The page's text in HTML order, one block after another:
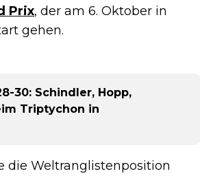
Prix, der am 6. Oktober in
gehen.
30: Schindler, Hopp,
Triptychon in
die Weltranglistenposition